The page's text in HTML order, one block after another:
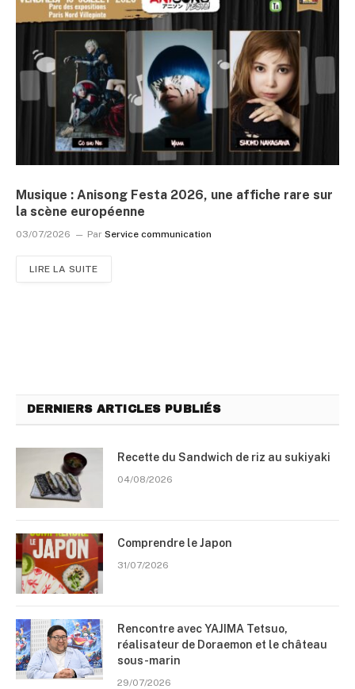
Musique : Anisong Festa 2026, une affiche rare sur
la scène européenne
03/07/2026 Par Service communication
LIRE LA SUITE
DERNIERS ARTICLES PUBLIÉS
Recette du Sandwich de riz au sukiyaki
04/08/2026
Comprendre le Japon
31/07/2026
Rencontre avec YAJIMA Tetsuo,
réalisateur de Doraemon et le château
sous-marin
29/07/2026